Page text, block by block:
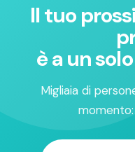
Il tuo
è a un
Migliaia di